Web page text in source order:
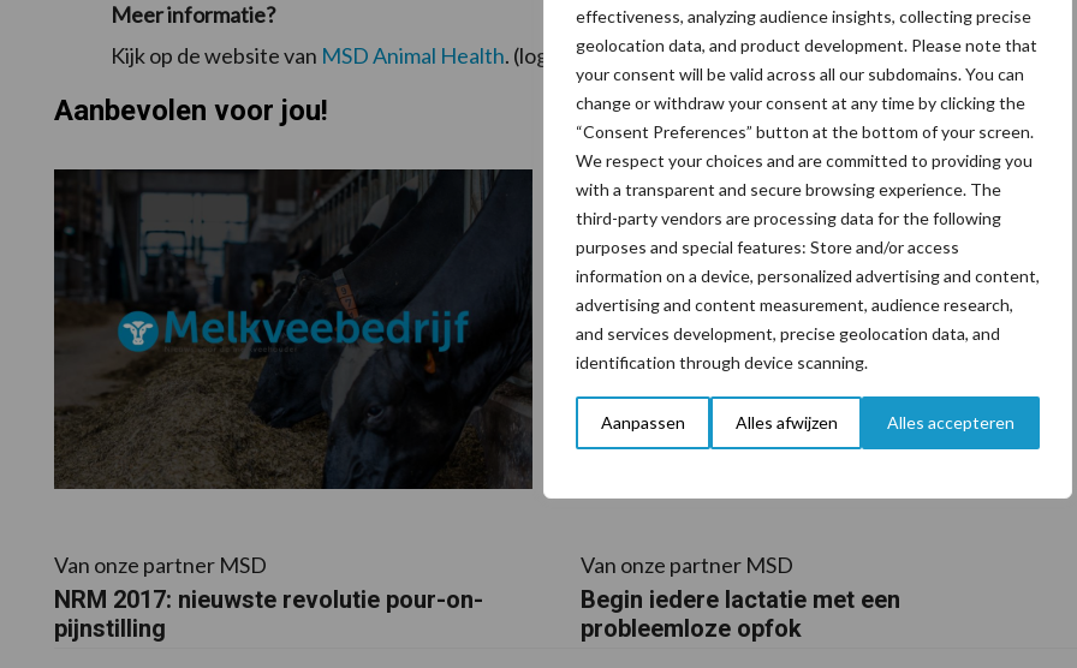
effectiveness, analyzing audience insights, collecting precise
geolocation data, and product development. Please note that
your consent will be valid across all our subdomains. You can
change or withdraw your consent at any time by clicking the
“Consent Preferences” button at the bottom of your screen.
We respect your choices and are committed to providing you
with a transparent and secure browsing experience. The
third-party vendors are processing data for the following
purposes and special features: Store and/or access
information on a device, personalized advertising and content,
advertising and content measurement, audience research,
and services development, precise geolocation data, and
identification through device scanning.
Aanpassen Alles afwijzen Alles accepteren
Meer informatie?
Kijk op de website van MSD Animal Health. (log in met uw UBN nummer).
Aanbevolen voor jou!
Van onze partner MSD
NRM 2017: nieuwste revolutie pour-on-
pijnstilling
Van onze partner MSD
Begin iedere lactatie met een
probleemloze opfok